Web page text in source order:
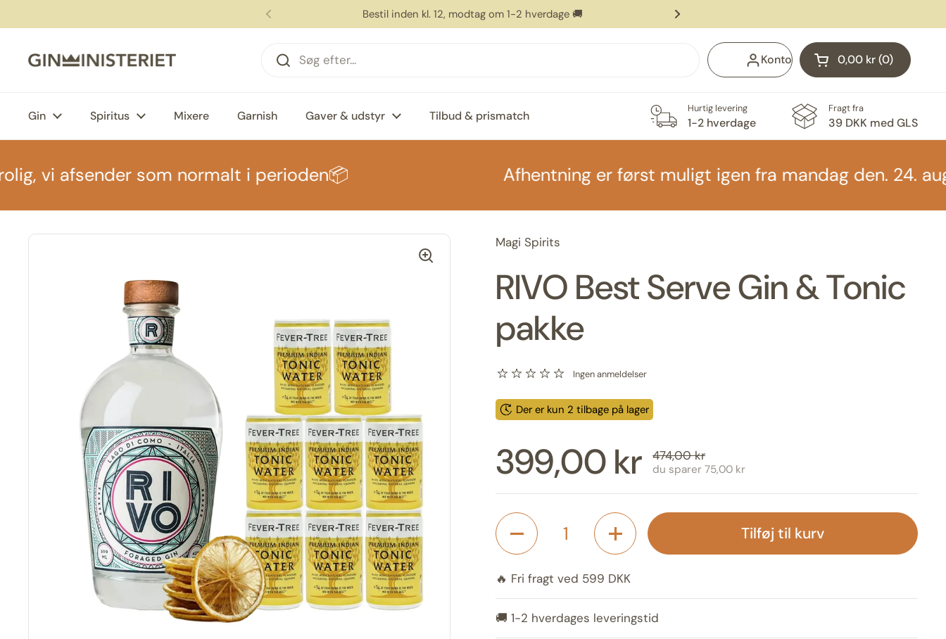
Forrige
4,6 stjerner på Google 👏
Næste
Konto Åben vogn
Indkøbskurv Total:
0,00 kr 0
produkter i din
Gin Spiritus Mixere Garnish Gaver & udstyr Tilbud & prismatch
Hurtig levering
1-2 hverdage
Fragt fra
39 DKK med GLS
afsender som normalt i perioden📦 Afhentning er først muligt igen fra mandag den. 24. august
Magi Spirits
RIVO Best Serve Gin & Tonic
pakke
Ingen anmeldelser
Der er kun 2 tilbage på lager
Udsalgspris:
399,00 kr Normal pris:
474,00 kr
du sparer 75,00 kr
Antal
Tilføj til kurv
🔥 Fri fragt ved 599 DKK
🚚 1-2 hverdages leveringstid